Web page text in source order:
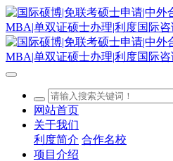
网站首页
关于我们
利度简介 合作名校
项目介绍